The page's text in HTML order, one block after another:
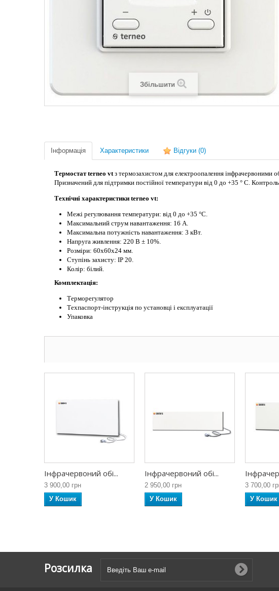
Збільшити
Інформація Характеристики Відгуки (0)
Термостат terneo vtз термозахистом для електроопалення інфрачервоними
Призначений для підтримки постійної температури від 0 до +35 ° С.
Технічні характеристики terneo vt:
Межі регулювання температури: від 0 до +35 °С.
Максимальний струм навантаження: 16 А.
Максимальна потужність навантаження: 3 кВт.
Напруга живлення: 220 В ± 10%.
Розміри: 60х60х24 мм.
Ступінь захисту: IP 20.
Колір: білий.
Комплектація:
Терморегулятор
Техпаспорт-інструкція по установці і експлуатації
Упаковка
Інфрачервоний обі...
3 900,00 грн
У Кошик
Інфрачервоний обі...
2 950,00 грн
У Кошик
3 700,00
У Кошик
Розсилка